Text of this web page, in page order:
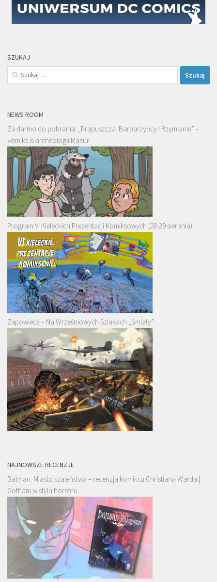
SZUKAJ
Szukaj:
NEWS ROOM
Za darmo do pobrania: „Prapuszcza. Barbarzyńcy i Rzymianie” –
komiks o archeologii Mazur
Program VI Kieleckich Prezentacji Komiksowych (28-29 sierpnia)
Zapowiedź – Na Wrześniowych Szlakach „Śmiały”
NAJNOWSZE RECENZJE
Batman. Miasto szaleństwa – recenzja komiksu Christiana Warda |
Gotham w stylu horroru